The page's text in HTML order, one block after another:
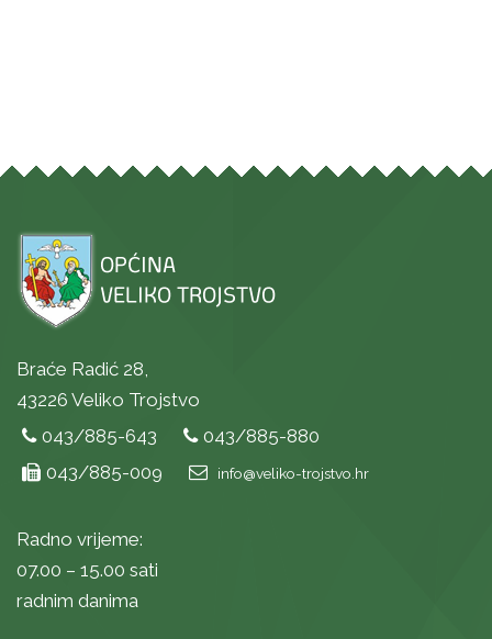
Braće Radić 28,
43226 Veliko Trojstvo
043/885-643
043/885-880
043/885-009
info@veliko-trojstvo.hr
Radno vrijeme:
07.00 – 15.00 sati
radnim danima